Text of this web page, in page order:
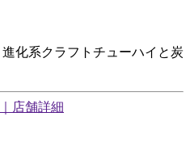
化系クラフトチューハイと炭
店舗詳細